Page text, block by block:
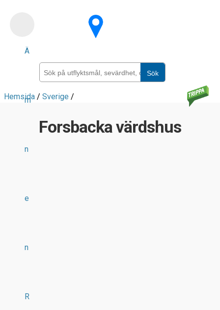
Ä
m
n
e
n
R
Sök
Hemsida / Sverige /
Forsbacka värdshus